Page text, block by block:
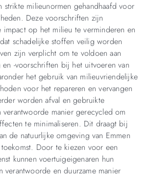
strikte milieunormen gehandhaafd voor
Deze voorschriften zijn
op het milieu te verminderen en
schadelijke stoffen veilig worden
zijn verplicht om te voldoen aan
-voorschriften bij het uitvoeren van
het gebruik van milieuvriendelijke
voor het repareren en vervangen
worden afval en gebruikte
verantwoorde manier gerecycled om
te minimaliseren. Dit draagt bij
de natuurlijke omgeving van Emmen
Door te kiezen voor een
kunnen voertuigeigenaren hun
verantwoorde en duurzame manier